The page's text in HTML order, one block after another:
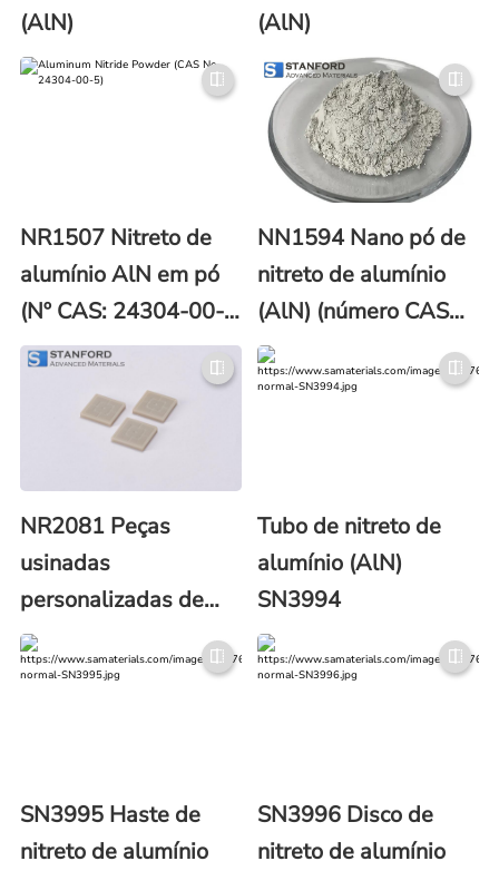
(AlN)
(AlN)
NR1507 Nitreto de
alumínio AlN em pó
(Nº CAS: 24304-00-
5)
NN1594 Nano pó de
nitreto de alumínio
(AlN) (número CAS
24304-00-5)
NR2081 Peças
usinadas
personalizadas de
nitreto de alumínio
(AlN)
Tubo de nitreto de
alumínio (AlN)
SN3994
SN3995 Haste de
nitreto de alumínio
SN3996 Disco de
nitreto de alumínio